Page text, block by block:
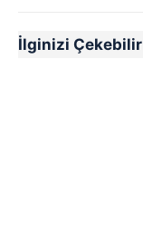
İlginizi Çekebilir